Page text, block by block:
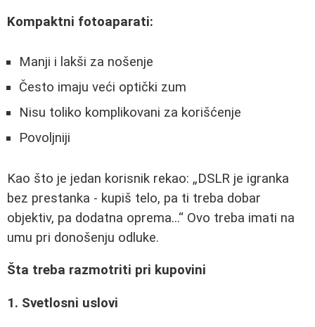
Kompaktni fotoaparati:
Manji i lakši za nošenje
Često imaju veći optički zum
Nisu toliko komplikovani za korišćenje
Povoljniji
Kao što je jedan korisnik rekao:
DSLR je igranka
bez prestanka - kupiš telo, pa ti treba dobar
objektiv, pa dodatna oprema... Ovo treba imati na
umu pri donošenju odluke.
Šta treba razmotriti pri kupovini
1. Svetlosni uslovi